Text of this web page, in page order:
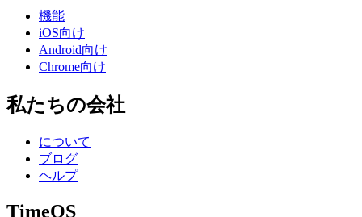
機能
iOS向け
Android向け
Chrome向け
私たちの会社
について
ブログ
ヘルプ
TimeOS